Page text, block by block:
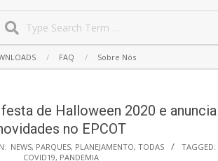
FAQ Sobre Nós
de Halloween 2020 e anuncia
no EPCOT
NEWS, PARQUES, PLANEJAMENTO, TODAS
TAGGED:
COVID19, PANDEMIA